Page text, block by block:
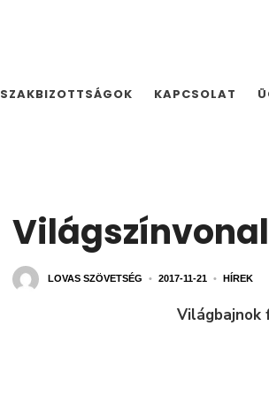
SZAKBIZOTTSÁGOK KAPCSOLAT
Világszínvonal
LOVAS SZÖVETSÉG • 2017-11-21 • HÍREK
Világbajnok